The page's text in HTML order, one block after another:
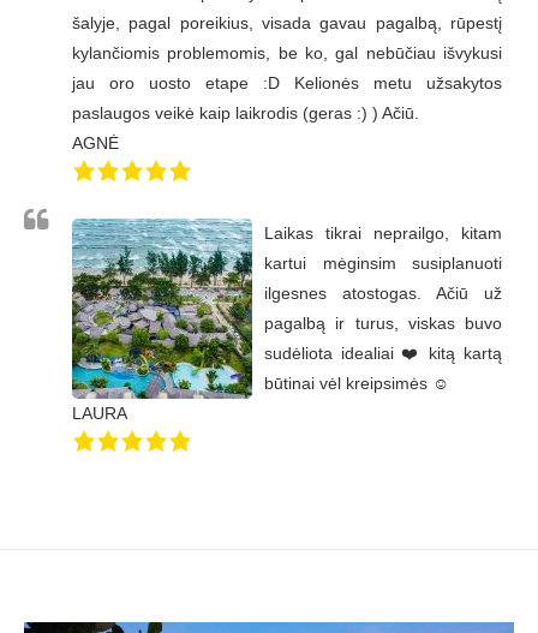
šalyje, pagal poreikius, visada gavau pagalbą, rūpestį
kylančiomis problemomis, be ko, gal nebūčiau išvykusi
jau oro uosto etape :D Kelionės metu užsakytos
paslaugos veikė kaip laikrodis (geras :) ) Ačiū.
AGNĖ
Laikas tikrai neprailgo, kitam
kartui mėginsim susiplanuoti
ilgesnes atostogas. Ačiū už
pagalbą ir turus, viskas buvo
sudėliota idealiai ❤️ kitą kartą
būtinai vėl kreipsimės ☺️
LAURA